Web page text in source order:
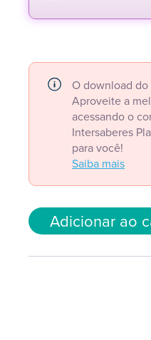
O download
Aproveite a
acessando o
Intersaberes
para você!
Saiba mais
Adicionar ao